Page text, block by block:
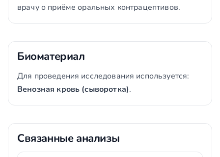
врачу о приёме оральных контрацептивов.
Биоматериал
Для проведения исследования используется:
Венозная кровь (сыворотка).
Связанные анализы